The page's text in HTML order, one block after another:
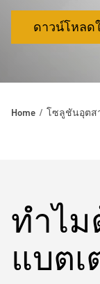
ดาวน์โหลด
Home โซลูชันอุตส
ทำไม
แบตเ